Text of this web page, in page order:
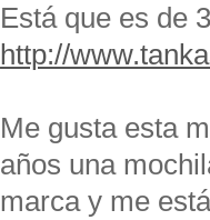
Está que es de
http://
Me gusta esta
años una
marca y me